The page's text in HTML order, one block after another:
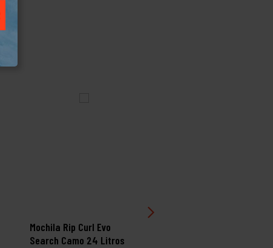
Mochila Rip Curl Evo
Search Camo 24 Litros